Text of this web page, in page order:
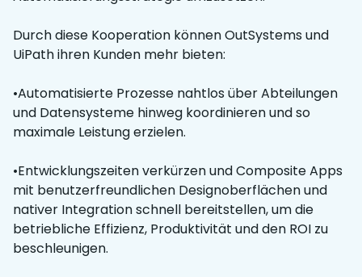
Durch diese Kooperation können OutSystems und
UiPath ihren Kunden mehr bieten:
•Automatisierte Prozesse nahtlos über Abteilungen
und Datensysteme hinweg koordinieren und so
maximale Leistung erzielen.
•Entwicklungszeiten verkürzen und Composite Apps
mit benutzerfreundlichen Designoberflächen und
nativer Integration schnell bereitstellen, um die
betriebliche Effizienz, Produktivität und den ROI zu
beschleunigen.